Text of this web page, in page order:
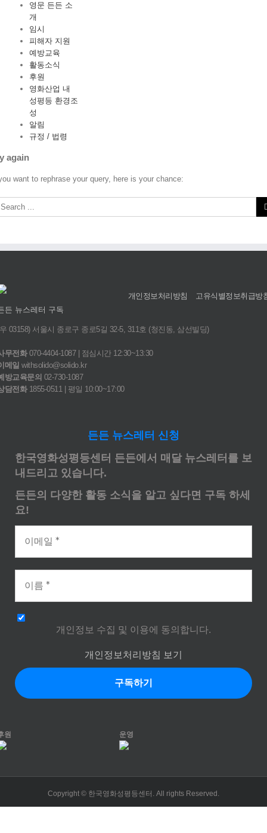
영문 든든 소
개
임시
피해자 지원
예방교육
활동소식
후원
영화산업 내
성평등 환경조
성
알림
규정 / 법령
again
want to rephrase your query, here is your chance:
개인정보처리방침
고유식별정보취급방
든 뉴스레터 구독
03158) 서울시 종로구 종로5길 32-5, 311호 (청진동, 삼선빌딩)
무전화070-4404-1087 | 점심시간 12:30~13:30
메일 withsolido@solido.kr
방교육문의 02-730-1087
담전화1855-0511 | 평일 10:00~17:00
든든 뉴스레터 신청
한국영화성평등센터 든든에서 매달 뉴스레터를 보
내드리고 있습니다.
든든의 다양한 활동 소식을 알고 싶다면 구독 하세
요!
개인정보 수집 및 이용에 동의합니다.
개인정보처리방침 보기
운영
원
Copyright © 한국영화성평등센터. All rights Reserved.